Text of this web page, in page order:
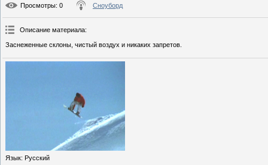
Просмотры: 0 Сноуборд
Описание материала:
Заснеженные склоны, чистый воздух и никаких запретов.
Язык: Русский